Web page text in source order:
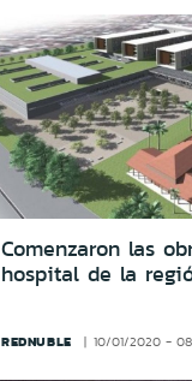
Comenzaron las
hospital de la
REDNUBLE 10/01/2020 -